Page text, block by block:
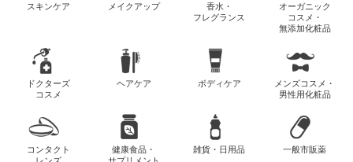
スキンケア メイクアップ
香水・
フレグランス
オーガニック
コスメ・
無添加化粧品
ドクターズ
コスメ
ヘアケア ボディケア
メンズコスメ・
男性用化粧品
コンタクト
健康食品・
雑貨・日用品 一般市販薬